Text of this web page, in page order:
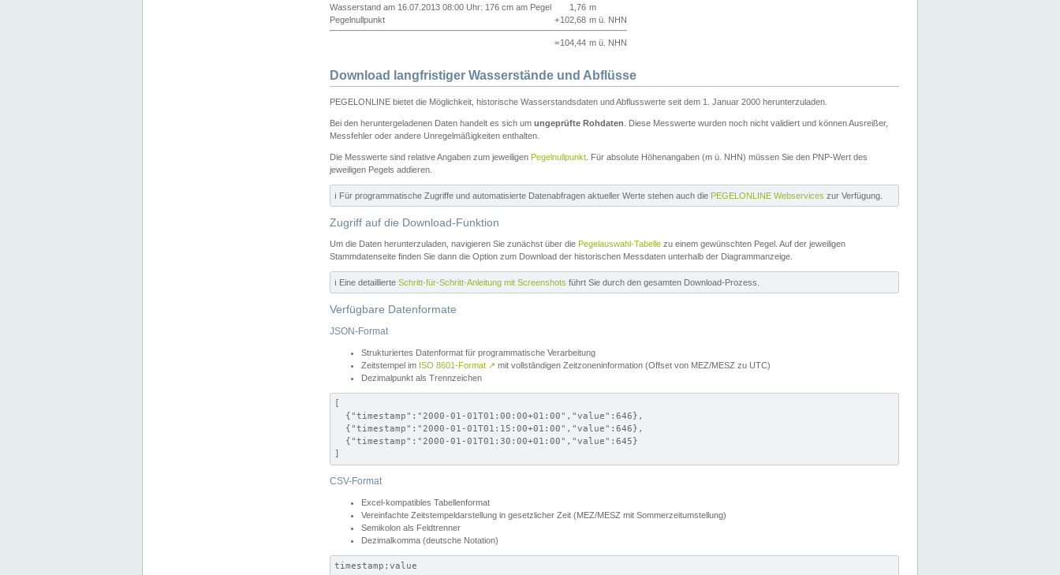
Wasserstand am 16.07.2013 08:00 Uhr: 176 cm am Pegel
1,76 m
Pegelnullpunkt
+102,68 m ü. NHN
=104,44 m ü. NHN
Download langfristiger Wasserstände und Abflüsse
PEGELONLINE bietet die Möglichkeit, historische Wasserstandsdaten und Abflusswerte seit dem 1. Januar 2000 herunterzuladen.
Bei den heruntergeladenen Daten handelt es sich um ungeprüfte Rohdaten . Diese Messwerte wurden noch nicht validiert und können Ausreißer,
Messfehler oder andere Unregelmäßigkeiten enthalten.
Die Messwerte sind relative Angaben zum jeweiligen Pegelnullpunkt . Für absolute Höhenangaben (m ü. NHN) müssen Sie den PNP-Wert des
jeweiligen Pegels addieren.
ℹ️ Für programmatische Zugriffe und automatisierte Datenabfragen aktueller Werte stehen auch die PEGELONLINE Webservices zur Verfügung.
Zugriff auf die Download-Funktion
Um die Daten herunterzuladen, navigieren Sie zunächst über die Pegelauswahl-Tabelle zu einem gewünschten Pegel. Auf der jeweiligen
Stammdatenseite finden Sie dann die Option zum Download der historischen Messdaten unterhalb der Diagrammanzeige.
ℹ️ Eine detaillierte Schritt-für-Schritt-Anleitung mit Screenshots führt Sie durch den gesamten Download-Prozess.
Verfügbare Datenformate
JSON-Format
Strukturiertes Datenformat für programmatische Verarbeitung
Zeitstempel im ISO 8601-Format ↗ mit vollständigen Zeitzoneninformation (Offset von MEZ/MESZ zu UTC)
Dezimalpunkt als Trennzeichen
[
  {"timestamp":"2000-01-01T01:00:00+01:00","value":646},
  {"timestamp":"2000-01-01T01:15:00+01:00","value":646},
  {"timestamp":"2000-01-01T01:30:00+01:00","value":645}
]
CSV-Format
Excel-kompatibles Tabellenformat
Vereinfachte Zeitstempeldarstellung in gesetzlicher Zeit (MEZ/MESZ mit Sommerzeitumstellung)
Semikolon als Feldtrenner
Dezimalkomma (deutsche Notation)
timestamp;value